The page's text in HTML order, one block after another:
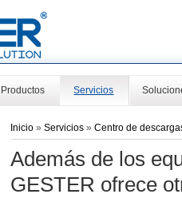
Productos Servicios
Inicio»Servicios »Centro de
Además de los
GESTER ofrece